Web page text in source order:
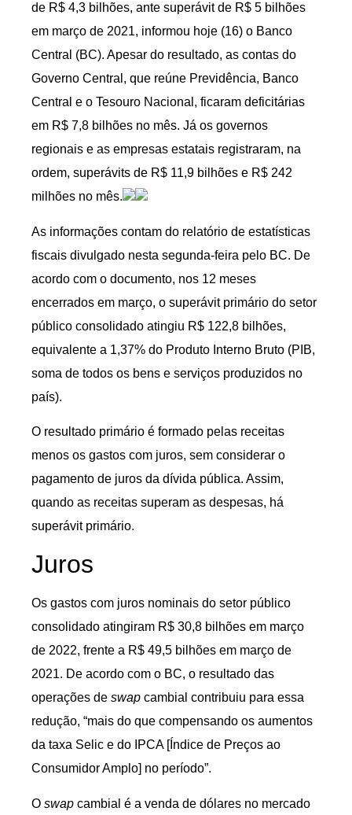
de R$ 4,3 bilhões, ante superávit de R$ 5 bilhões
em março de 2021, informou hoje (16) o Banco
Central (BC). Apesar do resultado, as contas do
Governo Central, que reúne Previdência, Banco
Central e o Tesouro Nacional, ficaram deficitárias
em R$ 7,8 bilhões no mês. Já os governos
regionais e as empresas estatais registraram, na
ordem, superávits de R$ 11,9 bilhões e R$ 242
milhões no mês.
As informações contam do relatório de estatísticas
fiscais divulgado nesta segunda-feira pelo BC. De
acordo com o documento, nos 12 meses
encerrados em março, o superávit primário do setor
público consolidado atingiu R$ 122,8 bilhões,
equivalente a 1,37% do Produto Interno Bruto (PIB,
soma de todos os bens e serviços produzidos no
país).
O resultado primário é formado pelas receitas
menos os gastos com juros, sem considerar o
pagamento de juros da dívida pública. Assim,
quando as receitas superam as despesas, há
superávit primário.
Juros
Os gastos com juros nominais do setor público
consolidado atingiram R$ 30,8 bilhões em março
de 2022, frente a R$ 49,5 bilhões em março de
2021. De acordo com o BC, o resultado das
operações de swap cambial contribuiu para essa
redução, “mais do que compensando os aumentos
da taxa Selic e do IPCA [Índice de Preços ao
Consumidor Amplo] no período”.
O swap cambial é a venda de dólares no mercado